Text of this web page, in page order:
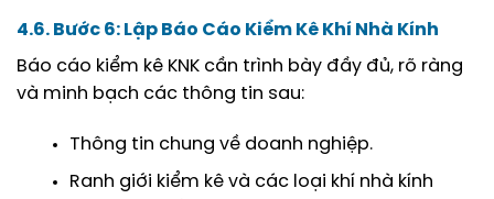
4.6. Bước 6: Lập Báo Cáo Kiểm Kê Khí Nhà Kính
Báo cáo kiểm kê KNK cần trình bày đầy đủ, rõ ràng
và minh bạch các thông tin sau:
Thông tin chung về doanh nghiệp.
Ranh giới kiểm kê và các loại khí nhà kính